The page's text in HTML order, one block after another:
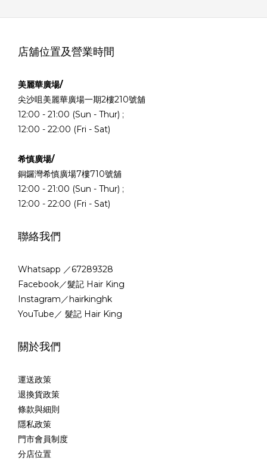
店舖位置及營業時間
美麗華廣場/
尖沙咀美麗華廣場一期2樓210號舖
12:00 - 21:00 (Sun - Thur) ;
12:00 - 22:00 (Fri - Sat)
希慎廣場/
銅鑼灣希慎廣場7樓710號舖
12:00 - 21:00 (Sun - Thur) ;
12:00 - 22:00 (Fri - Sat)
聯絡我們
Whatsapp ／67289328
Facebook／髮記 Hair King
Instagram／hairkinghk
YouTube／ 髮記 Hair King
關於我們
運送政策
退換貨政策
條款與細則
隱私政策
門市會員制度
分店位置